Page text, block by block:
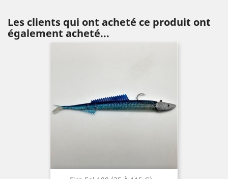
Les clients qui ont acheté ce produit ont
également acheté...